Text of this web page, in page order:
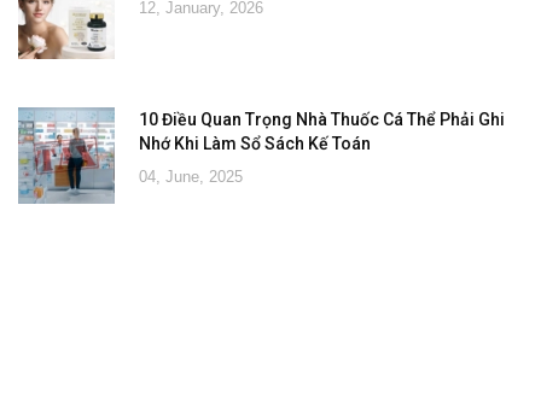
12, January, 2026
10 Điều Quan Trọng Nhà Thuốc Cá Thể Phải Ghi
Nhớ Khi Làm Sổ Sách Kế Toán
04, June, 2025